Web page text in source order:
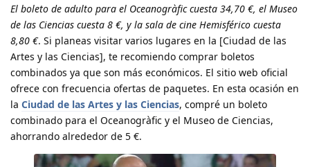
El boleto de adulto para el Oceanogràfic cuesta 34,70 €, el Museo
de las Ciencias cuesta 8 €, y la sala de cine Hemisférico cuesta
8,80 €. Si planeas visitar varios lugares en la [Ciudad de las
Artes y las Ciencias], te recomiendo comprar boletos
combinados ya que son más económicos. El sitio web oficial
ofrece con frecuencia ofertas de paquetes. En esta ocasión en
la Ciudad de las Artes y las Ciencias, compré un boleto
combinado para el Oceanogràfic y el Museo de Ciencias,
ahorrando alrededor de 5 €.